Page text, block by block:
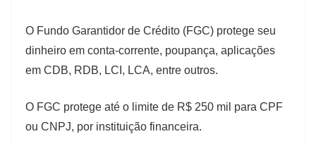
O Fundo Garantidor de Crédito (FGC) protege seu
dinheiro em conta-corrente, poupança, aplicações
em CDB, RDB, LCI, LCA, entre outros.
O FGC protege até o limite de R$ 250 mil para CPF
ou CNPJ, por instituição financeira.